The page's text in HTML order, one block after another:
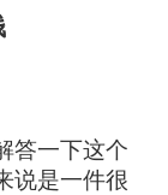
答一下这个
说是一件很